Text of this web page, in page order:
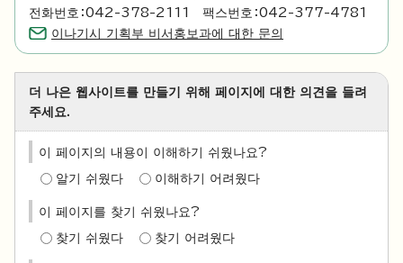
전화번호：042-378-2111 팩스번호：042-377-4781
이나기시 기획부 비서홍보과에 대한 문의
더 나은 웹사이트를 만들기 위해 페이지에 대한 의견을 들려
주세요.
이 페이지의 내용이 이해하기 쉬웠나요?
알기 쉬웠다 이해하기 어려웠다
이 페이지를 찾기 쉬웠나요?
찾기 쉬웠다 찾기 어려웠다